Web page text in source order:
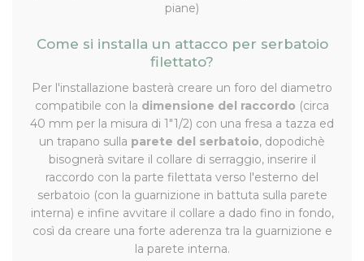
piane)
Come si installa un attacco per serbatoio
filettato?
Per l'installazione basterà creare un foro del diametro
compatibile con la dimensione del raccordo (circa
40 mm per la misura di 1"1/2) con una fresa a tazza ed
un trapano sulla parete del serbatoio, dopodichè
bisognerà svitare il collare di serraggio, inserire il
raccordo con la parte filettata verso l'esterno del
serbatoio (con la guarnizione in battuta sulla parete
interna) e infine avvitare il collare a dado fino in fondo,
così da creare una forte aderenza tra la guarnizione e
la parete interna.